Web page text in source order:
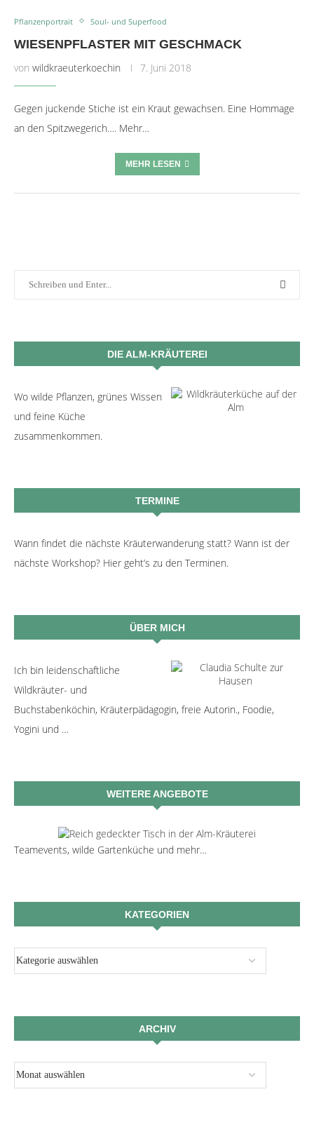
Pflanzenportrait Soul- und Superfood
WIESENPFLASTER MIT GESCHMACK
von wildkraeuterkoechin 7. Juni 2018
Gegen juckende Stiche ist ein Kraut gewachsen. Eine Hommage
an den Spitzwegerich…. Mehr…
MEHR LESEN
DIE ALM-KRÄUTEREI
Wo wilde Pflanzen, grünes Wissen
und feine Küche
zusammenkommen.
TERMINE
Wann findet die nächste Kräuterwanderung statt? Wann ist der
nächste Workshop? Hier geht’s zu den Terminen.
ÜBER MICH
Ich bin leidenschaftliche
Wildkräuter- und
Buchstabenköchin, Kräuterpädagogin, freie Autorin., Foodie,
Yogini und …
WEITERE ANGEBOTE
Teamevents, wilde Gartenküche und mehr…
KATEGORIEN
ARCHIV